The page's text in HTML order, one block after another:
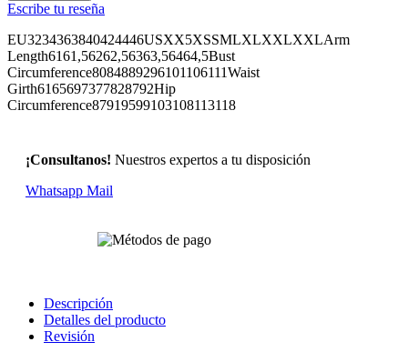
Escribe tu reseña
EU3234363840424446USXX5XSSMLXLXXLXXLArm
Length6161,56262,56363,56464,5Bust
Circumference8084889296101106111Waist
Girth6165697377828792Hip
Circumference87919599103108113118
¡Consultanos! Nuestros expertos a tu disposición
Whatsapp Mail
Descripción
Detalles del producto
Revisión